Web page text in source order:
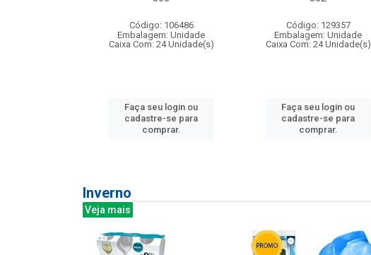
Código: 106486
Embalagem: Unidade
Caixa Com: 24 Unidade(s)
Faça seu login ou
cadastre-se para
comprar.
Código: 129357
Embalagem: Unidade
Caixa Com: 24 Unidade(s)
Faça seu login ou
cadastre-se para
comprar.
Inverno
Veja mais